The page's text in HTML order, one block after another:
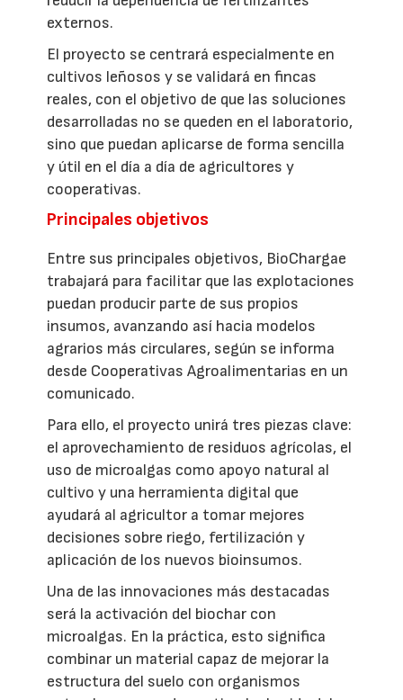
externos.
El proyecto se centrará especialmente en
cultivos leñosos y se validará en fincas
reales, con el objetivo de que las soluciones
desarrolladas no se queden en el laboratorio,
sino que puedan aplicarse de forma sencilla
y útil en el día a día de agricultores y
cooperativas.
Principales objetivos
Entre sus principales objetivos, BioChargae
trabajará para facilitar que las explotaciones
puedan producir parte de sus propios
insumos, avanzando así hacia modelos
agrarios más circulares, según se informa
desde Cooperativas Agroalimentarias en un
comunicado.
Para ello, el proyecto unirá tres piezas clave:
el aprovechamiento de residuos agrícolas, el
uso de microalgas como apoyo natural al
cultivo y una herramienta digital que
ayudará al agricultor a tomar mejores
decisiones sobre riego, fertilización y
aplicación de los nuevos bioinsumos.
Una de las innovaciones más destacadas
será la activación del biochar con
microalgas. En la práctica, esto significa
combinar un material capaz de mejorar la
estructura del suelo con organismos